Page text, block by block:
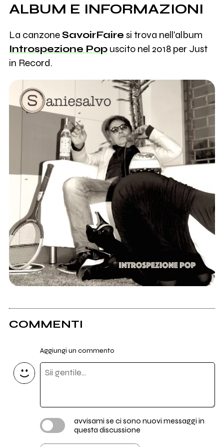
ALBUM E INFORMAZIONI
La canzoneSavoirFaire si trova nell'album
Introspezione Popuscito nel 2018 per Just
in Record.
COMMENTI
Aggiungi un commento
avvisami se ci sono nuovi messaggi in
questa discussione